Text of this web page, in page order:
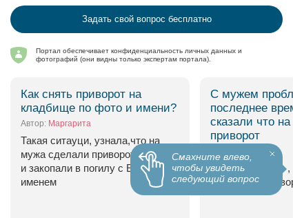
Задать свой вопрос бесплатно
Портал обеспечивает конфиденциальность личных данных и
фотографий (они видны только экспертам портала).
Смахните влево,
чтобы увидеть
следующий вопрос
Как снять приворот на
кладбище по фото и имени?
Автор: Маргарита
Такая ситауци, узнала,что на
мужа сделали приворот по фото
и закопали в погилу с Его
именем
С мужем
последнее
сказали что
приворот
Анастасия
Ругаемся часто
что на нем